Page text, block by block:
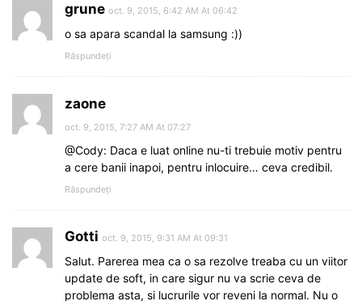
grune oct. 9, 2015, 6:42 AM At 06:42
o sa apara scandal la samsung :))
Răspundeți
zaone
oct. 9, 2015, 7:27 AM At 07:27
@Cody: Daca e luat online nu-ti trebuie motiv pentru
a cere banii inapoi, pentru inlocuire… ceva credibil.
Răspundeți
Gotti oct. 9, 2015, 9:31 AM At 09:31
Salut. Parerea mea ca o sa rezolve treaba cu un viitor
update de soft, in care sigur nu va scrie ceva de
problema asta, si lucrurile vor reveni la normal. Nu o